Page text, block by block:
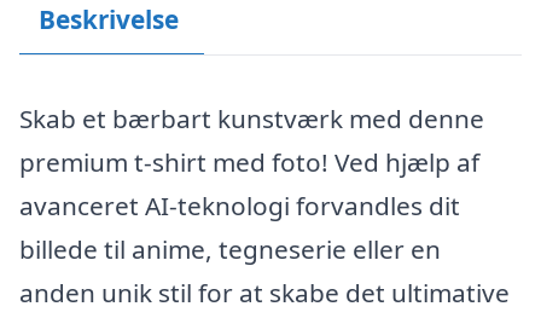
Beskrivelse
Skab et bærbart kunstværk med denne
premium t-shirt med foto! Ved hjælp af
avanceret AI-teknologi forvandles dit
billede til anime, tegneserie eller en
anden unik stil for at skabe det ultimative